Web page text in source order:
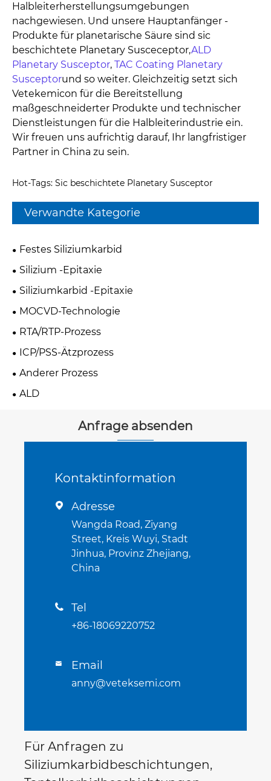
Halbleiterherstellungsumgebungen
nachgewiesen. Und unsere Hauptanfänger -
Produkte für planetarische Säure sind sic
beschichtete Planetary Susceceptor,ALD
Planetary Susceptor, TAC Coating Planetary
Susceptorund so weiter. Gleichzeitig setzt sich
Vetekemicon für die Bereitstellung
maßgeschneiderter Produkte und technischer
Dienstleistungen für die Halbleiterindustrie ein.
Wir freuen uns aufrichtig darauf, Ihr langfristiger
Partner in China zu sein.
Hot-Tags: Sic beschichtete Planetary Susceptor
Verwandte Kategorie
Festes Siliziumkarbid
Silizium -Epitaxie
Siliziumkarbid -Epitaxie
MOCVD-Technologie
RTA/RTP-Prozess
ICP/PSS-Ätzprozess
Anderer Prozess
ALD
Anfrage absenden
Kontaktinformation
 Adresse
Wangda Road, Ziyang
Street, Kreis Wuyi, Stadt
Jinhua, Provinz Zhejiang,
China
 Tel
+86-18069220752
 Email
anny@veteksemi.com
Für Anfragen zu
Siliziumkarbidbeschichtungen,